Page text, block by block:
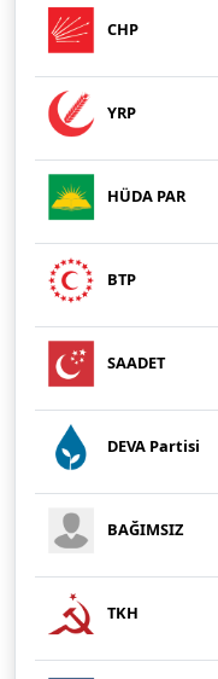
CHP
YRP
HÜDA PAR
BTP
SAADET
DEVA Partisi
BAĞIMSIZ
TKH